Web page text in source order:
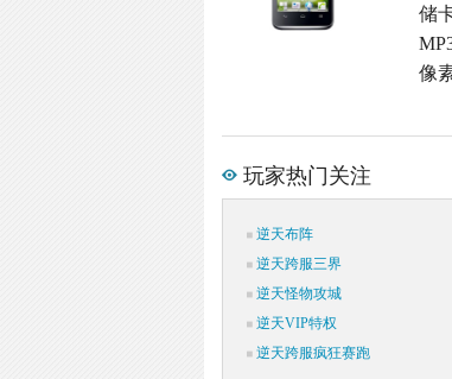
储
像
玩家热门关注
逆天布阵
逆天跨服三界
逆天怪物攻城
逆天VIP特权
逆天跨服疯狂赛跑